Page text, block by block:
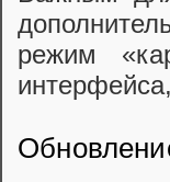
режим